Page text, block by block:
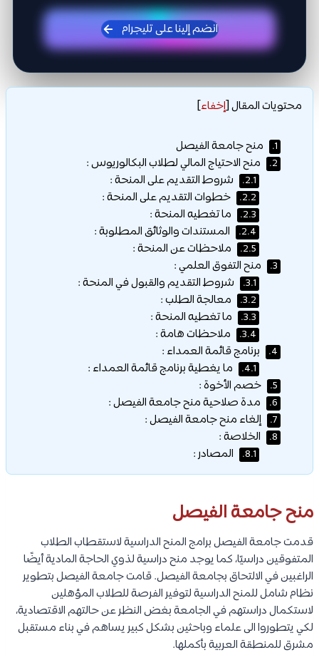
انضم إلينا على تليجرام
محتويات المقال[إخفاء]
1. منح جامعة الفيصل
2. منح الاحتياج المالي لطلاب البكالوريوس :
2.1. شروط التقديم على المنحة :
2.2. خطوات التقديم على المنحة :
2.3. ما تغطيه المنحة :
2.4. المستندات والوثائق المطلوبة :
2.5. ملاحظات عن المنحة :
3. منح التفوق العلمي :
3.1. شروط التقديم والقبول في المنحة :
3.2. معالجة الطلب :
3.3. ما تغطيه المنحة :
3.4. ملاحظات هامة :
4. برنامج قائمة العمداء :
4.1. ما يغطية برنامج قائمة العمداء :
5. خصم الأخوة :
6. مدة صلاحية منح جامعة الفيصل :
7. إلغاء منح جامعة الفيصل :
8. الخلاصة :
8.1. المصادر :
منح جامعة الفيصل
قدمت جامعة الفيصل برامج المنح الدراسية لاستقطاب الطلاب
المتفوقين دراسيًا، كما يوجد منح دراسية لذوي الحاجة المادية أيضًا
الراغبين في الالتحاق بجامعة الفيصل. قامت جامعة الفيصل بتطوير
نظام شامل للمنح الدراسية لتوفير الفرصة للطلاب المؤهلين
لاستكمال دراستهم في الجامعة بغض النظر عن حالتهم الاقتصادية،
لكي يتطوروا الى علماء وباحثين بشكل كبير يساهم في بناء مستقبل
مشرق للمنطقة العربية بأكملها.